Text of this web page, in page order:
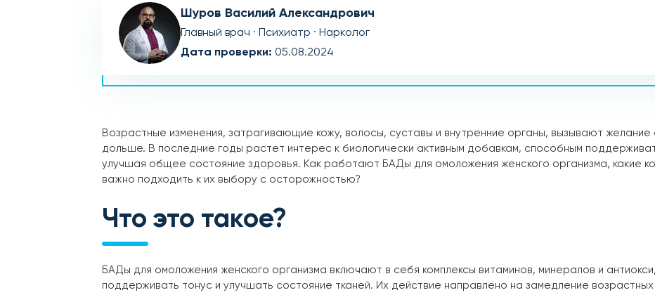
Шуров Василий Александрович
Главный врач · Психиатр · Нарколог
Дата проверки: 05.08.2024
Возрастные изменения, затрагивающие кожу, волосы, суставы и внутренние органы, вызывают
дольше. В последние годы растет интерес к биологически активным добавкам, способным
улучшая общее состояние здоровья. Как работают БАДы для омоложения женского организма, какие
важно подходить к их выбору с осторожностью?
Что это такое?
БАДы для омоложения женского организма включают в себя комплексы витаминов, минералов и
поддерживать тонус и улучшать состояние тканей. Их действие направлено на замедление